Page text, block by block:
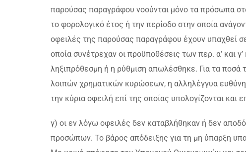
παρούσας παραγράφου νοούνται μόνο τα πρόσωπα
το φορολογικό έτος ή την περίοδο στην οποία
οφειλές της παρούσας παραγράφου έχουν υπαχθεί
οποία συνέτρεχαν οι προϋποθέσεις των περ. α’ και
ληξιπρόθεσμη ή η ρύθμιση απωλέσθηκε. Για τα
λοιπών χρηματικών κυρώσεων, η αλληλέγγυα
την κύρια οφειλή επί της οποίας υπολογίζονται και
γ) οι εν λόγω οφειλές δεν καταβλήθηκαν ή δεν
προσώπων. Το βάρος απόδειξης για τη μη ύπαρξη